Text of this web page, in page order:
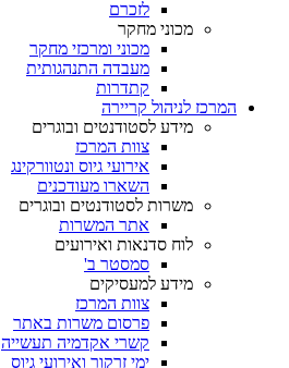
לזכרם
מכוני מחקר
מכוני ומרכזי מחקר
מעבדה התנהגותית
קתדרות
המרכז לניהול קריירה
מידע לסטודנטים ובוגרים
צוות המרכז
אירועי גיוס ונטוורקינג
השארו מעודכנים
משרות לסטודנטים ובוגרים
אתר המשרות
לוח סדנאות ואירועים
סמסטר ב'
מידע למעסיקים
צוות המרכז
פרסום משרות באתר
קשרי אקדמיה תעשייה
ימי זרקור ואירועי גיוס